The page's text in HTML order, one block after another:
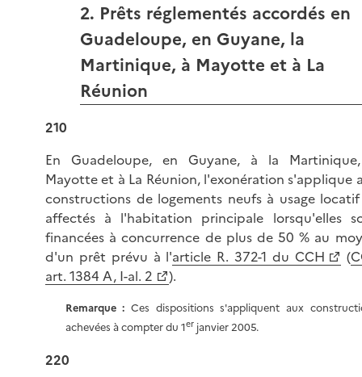
2. Prêts réglementés accordés en
Guadeloupe, en Guyane, la
Martinique, à Mayotte et à La
Réunion
210
En Guadeloupe, en Guyane, à la
Mayotte et à La Réunion, l'exonération s'applique
constructions de logements neufs à usage
affectés à l'habitation principale lorsqu'elles
financées à concurrence de plus de 50 % au
d'un prêt prévu à l'article R. 372-1 du CCH (
art. 1384 A, I-al. 2
).
Remarque :Ces dispositions s'appliquent aux
achevées à compter du 1erjanvier 2005.
220